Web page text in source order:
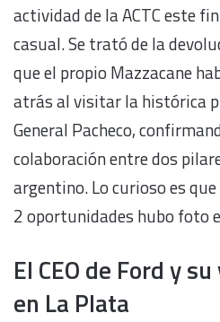
actividad de la ACTC este
casual. Se trató de la
que el propio Mazzacane
atrás al visitar la histórica
General Pacheco,
colaboración entre dos
argentino. Lo curioso es
2 oportunidades hubo foto
El CEO de Ford y
en La Plata